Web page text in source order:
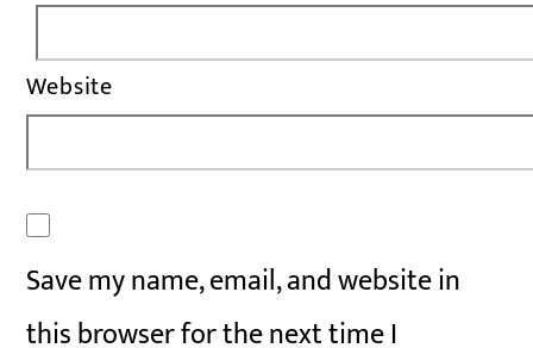
Website
Save my name, email, and website in
this browser for the next time I